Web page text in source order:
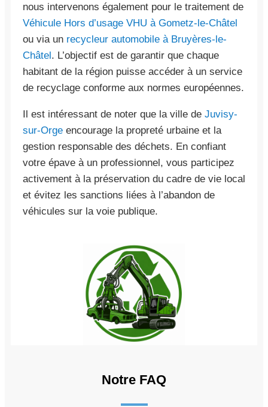
nous intervenons également pour le traitement de
Véhicule Hors d’usage VHU à Gometz-le-Châtel
ou via un recycleur automobile à Bruyères-le-
Châtel. L’objectif est de garantir que chaque
habitant de la région puisse accéder à un service
de recyclage conforme aux normes européennes.
Il est intéressant de noter que la ville de Juvisy-
sur-Orge encourage la propreté urbaine et la
gestion responsable des déchets. En confiant
votre épave à un professionnel, vous participez
activement à la préservation du cadre de vie local
et évitez les sanctions liées à l’abandon de
véhicules sur la voie publique.
Notre FAQ